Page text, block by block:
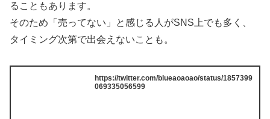
ることもあります。
そのため「売ってない」と感じる人がSNS上でも多く、
タイミング次第で出会えないことも。
https://twitter.com/blueaoaoao/status/1857399
069335056599